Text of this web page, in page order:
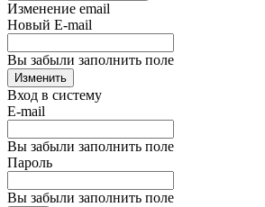
Изменение email
Новый E-mail
Вы забыли заполнить поле
Изменить
Вход в систему
E-mail
Вы забыли заполнить поле
Пароль
Вы забыли заполнить поле